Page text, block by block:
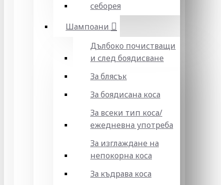
себорея
Шампоани
Дълбоко почистващи
и след боядисване
За блясък
За боядисана коса
За всеки тип коса/
ежедневна употреба
За изглаждане на
непокорна коса
За къдрава коса